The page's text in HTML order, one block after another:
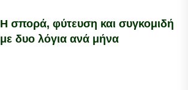
Η σπορά, φύτευση και συγκομιδή
με δυο λόγια ανά μήνα